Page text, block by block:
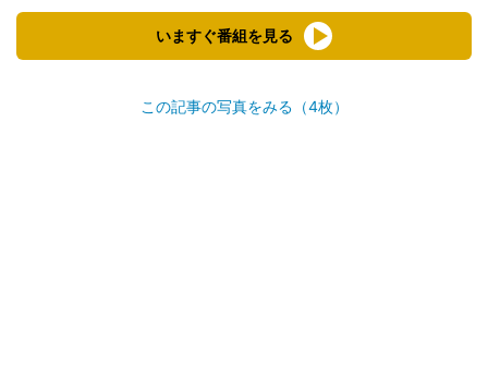
いますぐ番組を見る
この記事の写真をみる（4枚）